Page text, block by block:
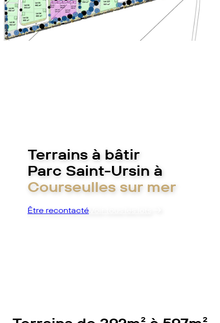
Terrains à bâtir
Parc Saint-Ursin à
Courseulles sur mer
Être recontacté